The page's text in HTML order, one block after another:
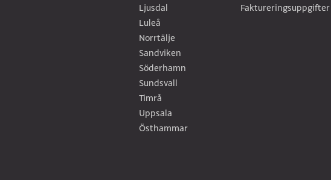
Ljusdal
Luleå
Norrtälje
Sandviken
Söderhamn
Sundsvall
Timrå
Uppsala
Östhammar
Faktureringsuppgifter